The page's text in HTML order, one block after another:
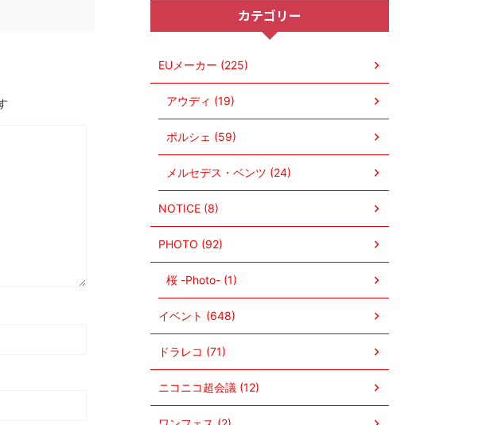
カテゴリー
EUメーカー (225)
アウディ (19)
ポルシェ (59)
メルセデス・ベンツ (24)
NOTICE (8)
PHOTO (92)
桜 -Photo- (1)
イベント (648)
ドラレコ (71)
ニコニコ超会議 (12)